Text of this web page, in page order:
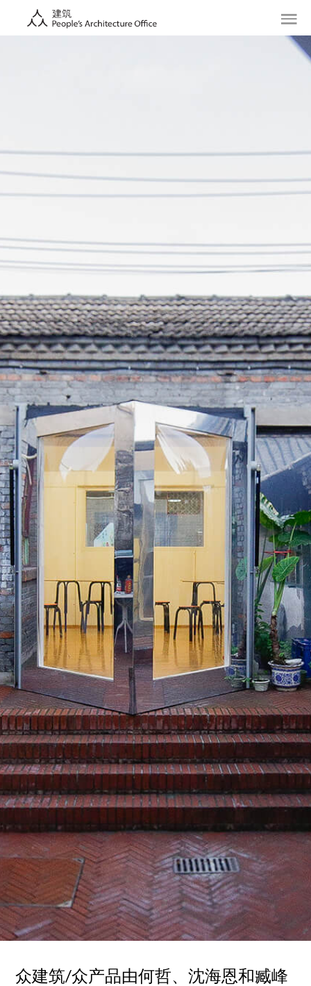
众建筑/众产品由何哲、沈海恩和臧峰